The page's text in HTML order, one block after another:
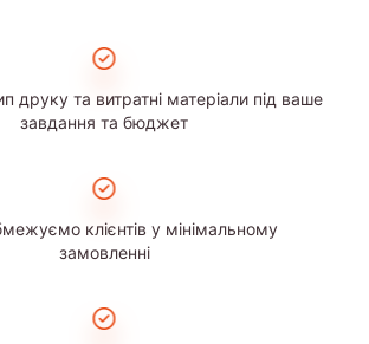
друку та витратні матеріали під ваше
завдання та бюджет
клієнтів у мінімальному
замовленні